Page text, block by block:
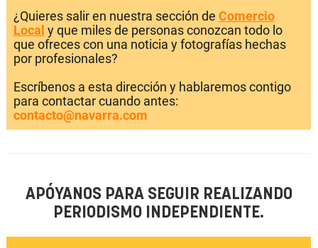
¿Quieres salir en nuestra sección de Comercio
Local y que miles de personas conozcan todo lo
que ofreces con una noticia y fotografías hechas
por profesionales?
Escríbenos a esta dirección y hablaremos contigo
para contactar cuando antes:
contacto@navarra.com
APÓYANOS PARA SEGUIR REALIZANDO
PERIODISMO INDEPENDIENTE.